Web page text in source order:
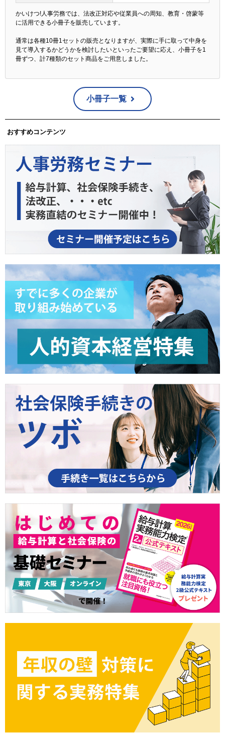
かいけつ!人事労務では、法改正対応や従業員への周知、教育・啓蒙等
に活用できる小冊子を販売しています。
通常は各種10冊1セットの販売となりますが、実際に手に取って中身を
見て導入するかどうかを検討したいといったご要望に応え、小冊子を1
冊ずつ、計7種類のセット商品をご用意しました。
小冊子一覧
おすすめコンテンツ